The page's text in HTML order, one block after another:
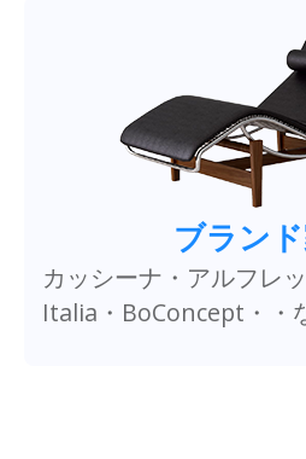
ブラン
カッシーナ・アルフレ
Italia・BoConcept・・